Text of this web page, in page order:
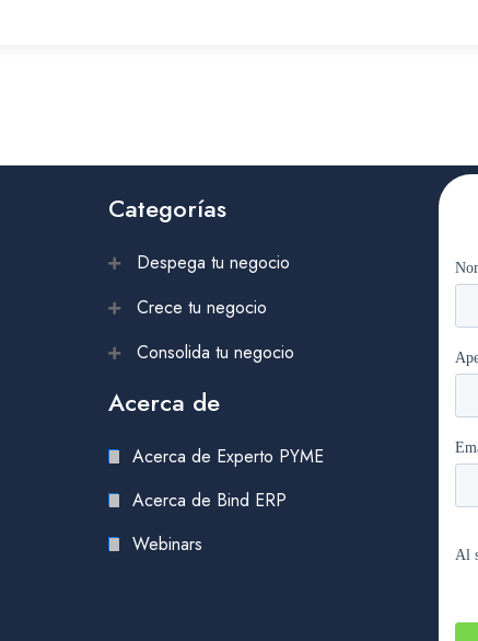
Categorías
Despega tu negocio
Crece tu negocio
Consolida tu negocio
Acerca de
Acerca de Experto PYME
Acerca de Bind ERP
Webinars